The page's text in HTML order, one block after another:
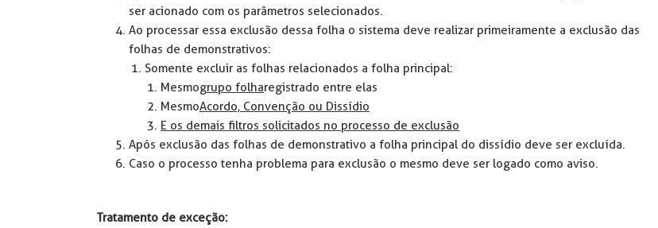
ser acionado com os parâmetros selecionados.
Ao processar essa exclusão dessa folha o sistema deve realizar primeiramente a exclusão das
folhas de demonstrativos:
Somente excluir as folhas relacionados a folha principal:
Mesmogrupo folharegistrado entre elas
MesmoAcordo, Convenção ou Dissídio
E os demais filtros solicitados no processo de exclusão
Após exclusão das folhas de demonstrativo a folha principal do dissídio deve ser excluída.
Caso o processo tenha problema para exclusão o mesmo deve ser logado como aviso.
Tratamento de exceção: